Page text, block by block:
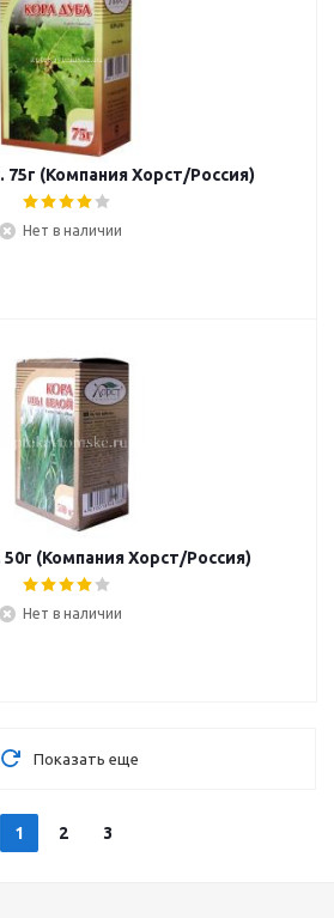
75г (Компания Хорст/Россия)
Нет в наличии
(Компания Хорст/Россия)
Нет в наличии
Показать еще
1 2 3